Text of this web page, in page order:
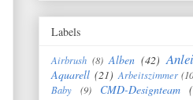
Labels
Airbrush (8) Alben (42)
Aquarell (21) Arbeitszimmer
Baby (9) CMD-Designteam